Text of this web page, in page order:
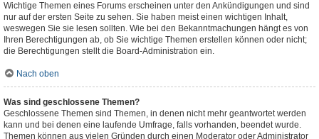
Wichtige Themen eines Forums erscheinen unter den Ankündigungen und sind
nur auf der ersten Seite zu sehen. Sie haben meist einen wichtigen Inhalt,
weswegen Sie sie lesen sollten. Wie bei den Bekanntmachungen hängt es von
Ihren Berechtigungen ab, ob Sie wichtige Themen erstellen können oder nicht;
die Berechtigungen stellt die Board-Administration ein.
Nach oben
Was sind geschlossene Themen?
Geschlossene Themen sind Themen, in denen nicht mehr geantwortet werden
kann und bei denen eine laufende Umfrage, falls vorhanden, beendet wurde.
Themen können aus vielen Gründen durch einen Moderator oder Administrator